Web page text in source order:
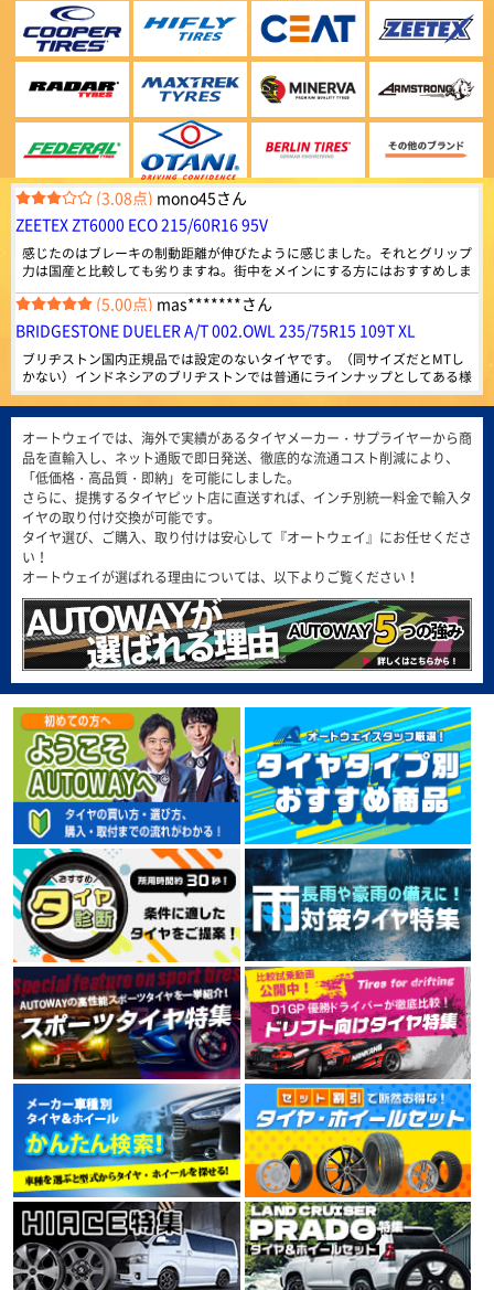
レーダー
シンガポール発のグローバルタイヤブランドRADAR。
世界初の環境に優しい“カーボンニュートラル承認”を取
得したタイヤブランドです。
総合評価：834件 4.45
こちら!
MAXTREK
マックストレック
TREK（マックストレック）。 世界一流タイヤ工場と並
ぶ技術力を備えており、中国、アメリカ、ヨーロッパな
どの認証も取得。 道路状況に考慮された、さまざまな特
性を持ったタイヤを設計しています。
総合評価：817件 4.38
こちら!
MINERVA
ミネルバ
ヨーロッパで愛されて100年。ベルギー発の歴史的グロ
ーバルタイヤブランドMINERVA。ヨーロッパをはじめア
ジアなど世界50ヶ国以上で販売されています。
総合評価：1371件 4.49
特設ページは
こちら!
ARMSTRONG
アームストロング
フロリダ州のマイアミに拠点を置き、最先端の技術と製
造施設で、乗用車、商用車のタイヤを製造しています。
総合評価：166件 4.58
特設ページは
FEDERAL
フェデラル
FEDERAL（フェデラル）は、1954年に台湾で設立さ
れ、1960年から1979年はブリヂストンと、1981年から
2000年までは住友ゴム工業（ダンロップ）とそれぞれ技
術提供を行い、基礎から高度な技術までノウハウを習
得。独自のブランドを築き上げてきました。世界70以上
の国、100以上の地域に代理店があり、強力なグローバ
ルネットワークを持つタイヤメーカーです。
総合評価：7件 4.00
特設ページは
こちら!
TRAVELSTAR
トラベルスター
TRAVELSTAR（トラベルスター）は、アメリカに拠点を
置くブランドです。高品質でコストパフォーマンスを両
立し、北米市場の規準、規定に合格しています。
総合評価：16件 4.44
KENDA
ケンダ
KENDA（ケンダ）は、世界150か国以上に愛用されるワ
ールドブランドタイヤで、街乗り、オフロードから本格
レーシングタイヤまで高品質なタイヤをリーズナブルな
価格で提供しています。台湾、中国、ベトナムに7工場
を展開し、すべてでISO9001を取得。環境にも配慮した
製造設備で技術と生産性を高め、より価格競争力のある
製品を市場に送りだしています。
総合評価：9件 4.35
NITTO
ニットー
特設ページは
こちら!
MINERVA ALL SEASON MASTER 165/60R14 79H XL
以前から、オートウエイのタイヤ使用、一般道及び 高速道路も120㌔くらい
の走行では、国産タイヤと 遜色なく走るし、特に摩耗が大きいわけではあ
りません コストパフォーマンスが良く 以前の車 エブリー ワゴンから、
乗り換えた、中古車もオートウエイの タイヤが装着してました
(5.00点)bea*******さん
MAXTREK MAXIMUS M1 165/55R14 72V
綺麗なタイヤでした、また御願いします。外国製でも充分でした。
(3.08点) mono45さん
ZEETEX ZT6000 ECO 215/60R16 95V
感じたのはブレーキの制動距離が伸びたように感じました。それとグリップ
力は国産と比較しても劣りますね。街中をメインにする方にはおすすめしま
すが、そうでない方には他を探したほうが良さそうに思えました。
(5.00点) mas*******さん
BRIDGESTONE DUELER A/T 002.OWL 235/75R15 109T XL
ブリヂストン国内正規品では設定のないタイヤです。（同サイズだとMTし
かない）インドネシアのブリヂストンでは普通にラインナップとしてある様
です。まだ装着していません。 海外メーカーと比べて耐摩耗性が低いでし
ょうが、性能劣化が少ないという意味で期待しています。
(5.00点)gmt*******さん
MAXTREK MAXIMUS M1 245/40R20 99W XL
この価格で質も全然問題無し！ またリピートしたいです。
(4.86点)qol0309さん
ARMSTRONG BLU-TRAC HP 205/55R16 94W XL
問題なし定期交換しましょう
(4.86点)ike*******さん
MINERVA F205 215/45R17.Z 91Y XL
価格以上の性能を感じられるコスパ抜群のタイヤでした。グリップ・静粛性
ともに想像以上で、街乗りでは安心して走れます。 但し、燃費に関しては
若干心配はしていますが、この値段ではと割り切り、これから様子をみてい
きます。
(5.00点)pek*******さん
RADAR Dimax R8+ 275/40R19.Z 105Y XL
とても良く助かって居ます。ありがとう御座いました。
(5.00点)sig*******さん
MINERVA 209 165/60R15 81T XL
素早い対応ありがとうございました びっくりするくらい早く届きました
オートウェイでは、海外で実績があるタイヤメーカー・サプライヤーから商
品を直輸入し、ネット通販で即日発送、徹底的な流通コスト削減により、
「低価格・高品質・即納」を可能にしました。
さらに、提携するタイヤピット店に直送すれば、インチ別統一料金で輸入タ
イヤの取り付け交換が可能です。
タイヤ選び、ご購入、取り付けは安心して『オートウェイ』にお任せくださ
い！
オートウェイが選ばれる理由については、以下よりご覧ください！